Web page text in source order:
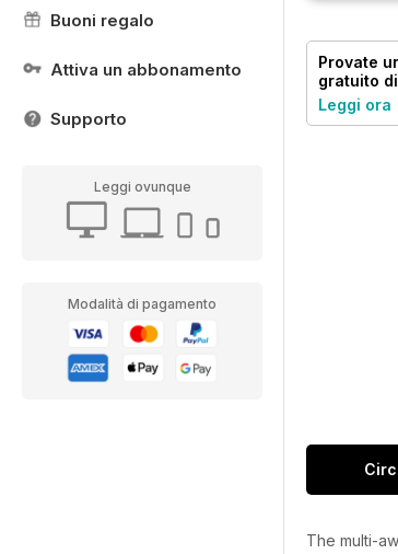
Buoni regalo
Attiva un abbonamento
Supporto
Leggi ovunque
Modalità di pagamento
Provate
gratuito
News
Leggi ora
The multi-